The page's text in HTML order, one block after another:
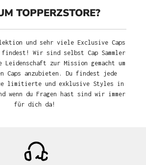
TOPPERZSTORE?
und sehr viele Exclusive Caps
Wir sind selbst Cap Sammler
Leidenschaft zur Mission gemacht um
Caps anzubieten. Du findest jede
limitierte und exklusive Styles in
wenn du Fragen hast sind wir immer
für dich da!